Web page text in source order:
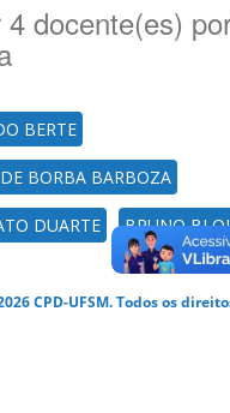
docente(es)
BERTE
BORBA BARBOZA
DUARTE BRUNO
CPD-UFSM. Todos os